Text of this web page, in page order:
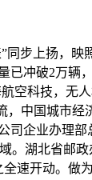
上扬，映
冲破2万辆
空科技，无
中国城市
企业办理
。湖北省邮
速开动。